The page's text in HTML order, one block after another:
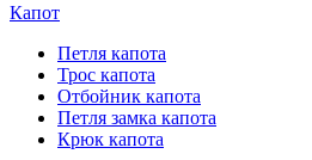
Капот
Петля капота
Трос капота
Отбойник капота
Петля замка капота
Крюк капота